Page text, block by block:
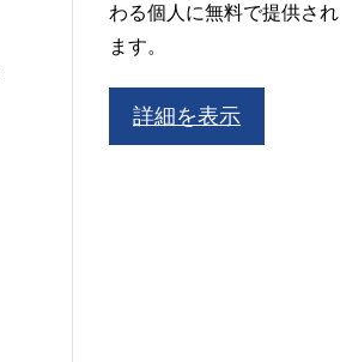
わる個人に無料で提供され
ます。
詳細を表示